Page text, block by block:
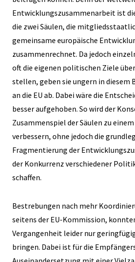
Entwicklungszusammenarbeit ist
die zwei Säulen, die
gemeinsame europäische
zusammenrechnet. Da jedoch
oft die eigenen politischen Ziele
stellen, geben sie ungern in diesem
an die EU ab. Dabei wäre die
besser aufgehoben. So wird der
Zusammenspiel der Säulen zu
verbessern, ohne jedoch die
Fragmentierung der
der Konkurrenz verschiedener
schaffen.
Bestrebungen nach mehr
seitens der EU-Kommission,
Vergangenheit leider nur
bringen. Dabei ist für die